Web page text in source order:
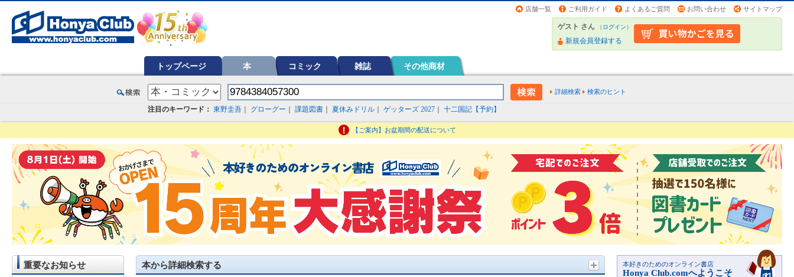
店舗一覧 ご利用ガイド よくあるご質問 お問い合わせ サイトマップ
ゲスト さん （ログイン）
新規会員登録する
トップページ 本 コミック 雑誌 その他商材
詳細検索 検索のヒント
注目のキーワード： 東野圭吾 グローグー 課題図書 夏休みドリル ゲッターズ 2027 十二国記【予約】
【ご案内】お盆期間の配送について
重要なお知らせ 本から詳細検索する 本好きのためのオンライン書店
Honya Club.comへようこそ